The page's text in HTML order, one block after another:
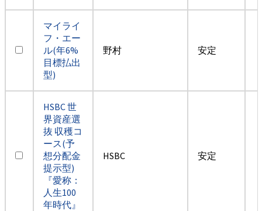
マイライ
フ・エー
ル(年6%
目標払出
型)
野村 安定
HSBC 世
界資産選
抜 収穫コ
ース(予
想分配金
提示型)
『愛称：
人生100
年時代』
HSBC 安定